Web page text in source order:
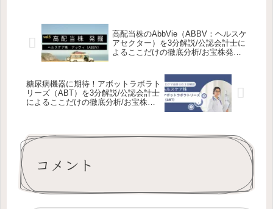
高配当株のAbbVie（ABBV：ヘルスケ
アセクター）を3分解説/公認会計士に
よるここだけの徹底分析/お宝株発見
糖尿病機器に期待！アボットラボラト
リーズ（ABT）を3分解説/公認会計士
によるここだけの徹底分析/お宝株発
コメント